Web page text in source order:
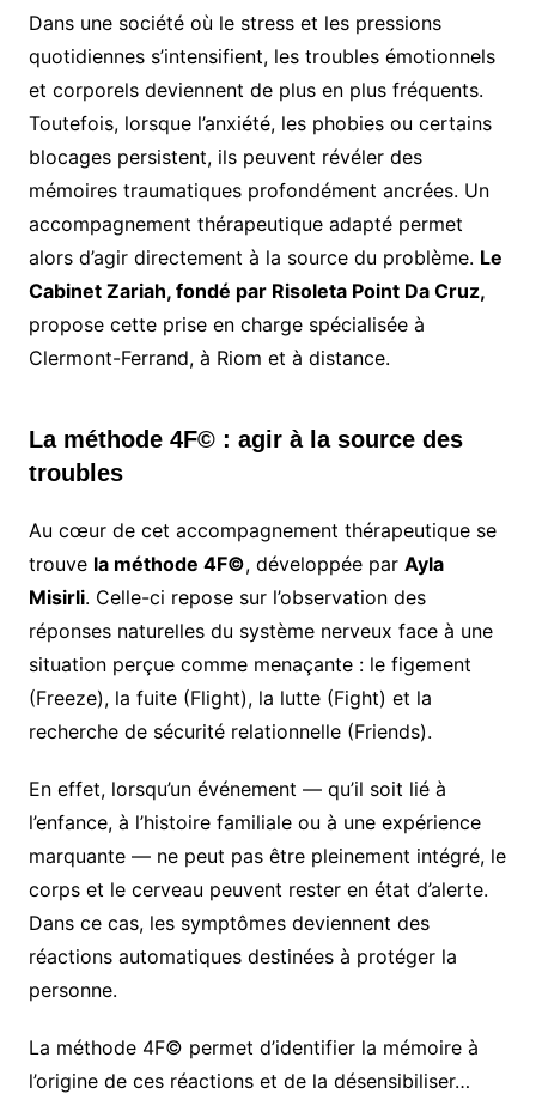
Dans une société où le stress et les pressions
quotidiennes s’intensifient, les troubles émotionnels
et corporels deviennent de plus en plus fréquents.
Toutefois, lorsque l’anxiété, les phobies ou certains
blocages persistent, ils peuvent révéler des
mémoires traumatiques profondément ancrées. Un
accompagnement thérapeutique adapté permet
alors d’agir directement à la source du problème. Le
Cabinet Zariah, fondé par Risoleta Point Da Cruz,
propose cette prise en charge spécialisée à
Clermont-Ferrand, à Riom et à distance.
La méthode 4F© : agir à la source des
troubles
Au cœur de cet accompagnement thérapeutique se
trouve la méthode 4F©, développée par Ayla
Misirli. Celle-ci repose sur l’observation des
réponses naturelles du système nerveux face à une
situation perçue comme menaçante : le figement
(Freeze), la fuite (Flight), la lutte (Fight) et la
recherche de sécurité relationnelle (Friends).
En effet, lorsqu’un événement — qu’il soit lié à
l’enfance, à l’histoire familiale ou à une expérience
marquante — ne peut pas être pleinement intégré, le
corps et le cerveau peuvent rester en état d’alerte.
Dans ce cas, les symptômes deviennent des
réactions automatiques destinées à protéger la
personne.
La méthode 4F© permet d’identifier la mémoire à
l’origine de ces réactions et de la désensibiliser…